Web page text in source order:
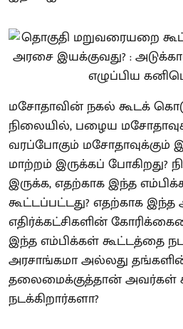
மசோதாவின் நகல் கூடக்
நிலையில், பழைய
வரப்போகும்
மாற்றம் இருக்கப் போகிறது?
இருக்க, எதற்காக இந்த
கூட்டப்பட்டது? எதற்காக
எதிர்க்கட்சிகளின்
இந்த எம்பிக்கள் கூட்டத்தை
அரசாங்கமா அல்லது
தலைமைக்குத்தான் அவர்கள்
நடக்கிறார்களா?